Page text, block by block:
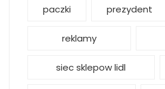
paczki prezydent
reklamy
siec sklepow lidl